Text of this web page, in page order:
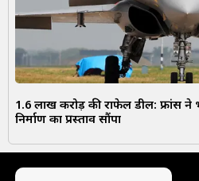
1.6 लाख करोड़ की राफेल डील: फ्रांस ने
निर्माण का प्रस्ताव सौंपा